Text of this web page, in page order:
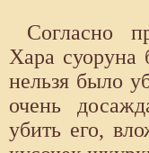
Согласно
Хара суоруна
нельзя было
очень
убить его,